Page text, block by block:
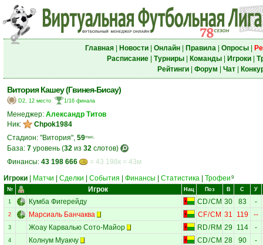
Главная| Новости| Онлайн| Правила| Опросы|
Расписание| Турниры| Команды| Игроки|
Рейтинги| Форум Чат|
Витория Кашеу (Гвинея-Бисау)
D2, 12 место 1/16 финала
Менеджер: Александр Титов
Ник:
Chpok1984
Стадион: "Витория", 59тыс.
База: 7 уровень (32 из 32 слотов)
Финансы: 43 198 666
= 43 198к = 43м
Игроки
Матчи Сделки События Финансы Статистика Трофеи 9
№ Игрок Нац Поз В С У
1 Кумба Фигерейду CD/CM 30 83 -
2 Марсиаль Банчаква CF/CM 31 119 --
3 Жоау Карвалью Сото-Майор RD/ RM 29 114 -
4 Колнум Муакчу CD/CM 28 90 -